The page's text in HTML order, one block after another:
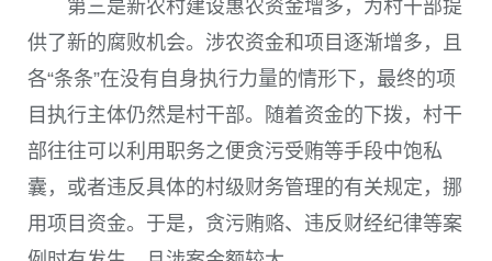
第三是新农村建设惠农资金增多，为村干部提
供了新的腐败机会。涉农资金和项目逐渐增多，且
各“条条”在没有自身执行力量的情形下，最终的项
目执行主体仍然是村干部。随着资金的下拨，村干
部往往可以利用职务之便贪污受贿等手段中饱私
囊，或者违反具体的村级财务管理的有关规定，挪
用项目资金。于是，贪污贿赂、违反财经纪律等案